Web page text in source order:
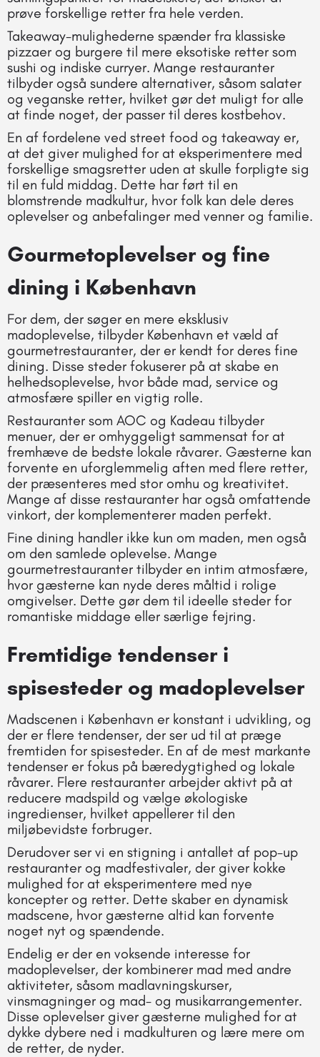
prøve forskellige retter fra hele verden.
Takeaway-mulighederne spænder fra klassiske
pizzaer og burgere til mere eksotiske retter som
sushi og indiske curryer. Mange restauranter
tilbyder også sundere alternativer, såsom salater
og veganske retter, hvilket gør det muligt for alle
at finde noget, der passer til deres kostbehov.
En af fordelene ved street food og takeaway er,
at det giver mulighed for at eksperimentere med
forskellige smagsretter uden at skulle forpligte sig
til en fuld middag. Dette har ført til en
blomstrende madkultur, hvor folk kan dele deres
oplevelser og anbefalinger med venner og familie.
Gourmetoplevelser og fine
dining i København
For dem, der søger en mere eksklusiv
madoplevelse, tilbyder København et væld af
gourmetrestauranter, der er kendt for deres fine
dining. Disse steder fokuserer på at skabe en
helhedsoplevelse, hvor både mad, service og
atmosfære spiller en vigtig rolle.
Restauranter som AOC og Kadeau tilbyder
menuer, der er omhyggeligt sammensat for at
fremhæve de bedste lokale råvarer. Gæsterne kan
forvente en uforglemmelig aften med flere retter,
der præsenteres med stor omhu og kreativitet.
Mange af disse restauranter har også omfattende
vinkort, der komplementerer maden perfekt.
Fine dining handler ikke kun om maden, men også
om den samlede oplevelse. Mange
gourmetrestauranter tilbyder en intim atmosfære,
hvor gæsterne kan nyde deres måltid i rolige
omgivelser. Dette gør dem til ideelle steder for
romantiske middage eller særlige fejring.
Fremtidige tendenser i
spisesteder og madoplevelser
Madscenen i København er konstant i udvikling, og
der er flere tendenser, der ser ud til at præge
fremtiden for spisesteder. En af de mest markante
tendenser er fokus på bæredygtighed og lokale
råvarer. Flere restauranter arbejder aktivt på at
reducere madspild og vælge økologiske
ingredienser, hvilket appellerer til den
miljøbevidste forbruger.
Derudover ser vi en stigning i antallet af pop-up
restauranter og madfestivaler, der giver kokke
mulighed for at eksperimentere med nye
koncepter og retter. Dette skaber en dynamisk
madscene, hvor gæsterne altid kan forvente
noget nyt og spændende.
Endelig er der en voksende interesse for
madoplevelser, der kombinerer mad med andre
aktiviteter, såsom madlavningskurser,
vinsmagninger og mad- og musikarrangementer.
Disse oplevelser giver gæsterne mulighed for at
dykke dybere ned i madkulturen og lære mere om
de retter, de nyder.